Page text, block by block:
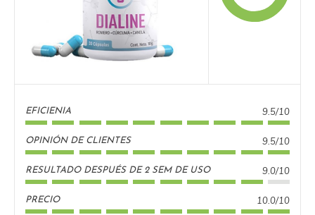
EFICIENIA 9.5/10
OPINIÓN DE CLIENTES 9.5/10
RESULTADO DESPUÉS DE 2 SEM DE USO 9.0/10
PRECIO 10.0/10